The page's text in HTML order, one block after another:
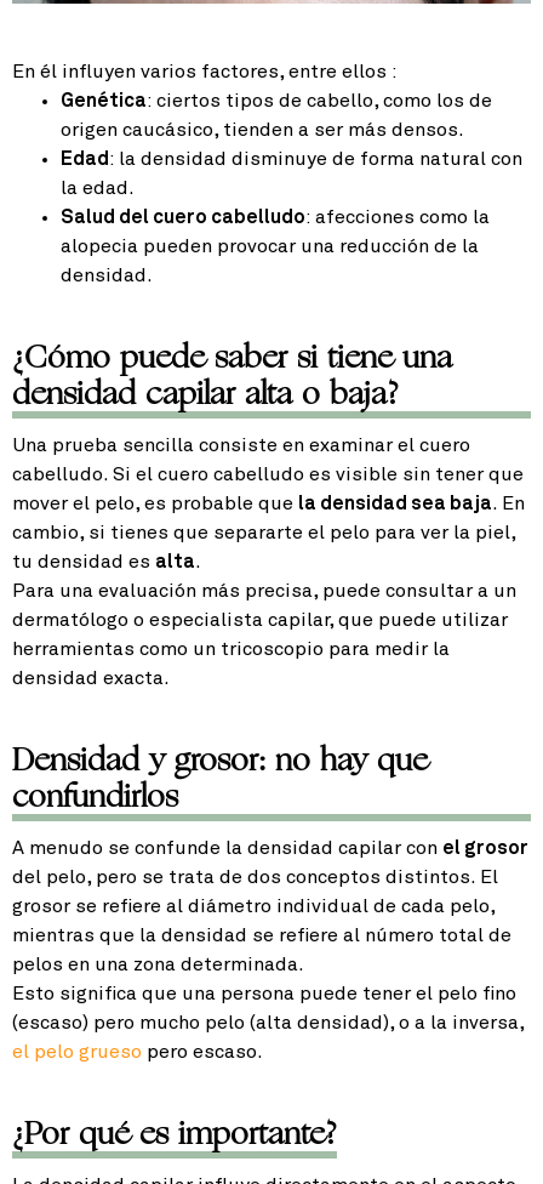
En él influyen varios factores, entre ellos :
Genética: ciertos tipos de cabello, como los de
origen caucásico, tienden a ser más densos.
Edad: la densidad disminuye de forma natural con
la edad.
Salud del cuero cabelludo: afecciones como la
alopecia pueden provocar una reducción de la
densidad.
¿Cómo puede saber si tiene una
densidad capilar alta o baja?
Una prueba sencilla consiste en examinar el cuero
cabelludo. Si el cuero cabelludo es visible sin tener que
mover el pelo, es probable que la densidad sea baja. En
cambio, si tienes que separarte el pelo para ver la piel,
tu densidad es alta.
Para una evaluación más precisa, puede consultar a un
dermatólogo o especialista capilar, que puede utilizar
herramientas como un tricoscopio para medir la
densidad exacta.
Densidad y grosor: no hay que
confundirlos
A menudo se confunde la densidad capilar con el grosor
del pelo, pero se trata de dos conceptos distintos. El
grosor se refiere al diámetro individual de cada pelo,
mientras que la densidad se refiere al número total de
pelos en una zona determinada.
Esto significa que una persona puede tener el pelo fino
(escaso) pero mucho pelo (alta densidad), o a la inversa,
el pelo grueso pero escaso.
¿Por qué es importante?